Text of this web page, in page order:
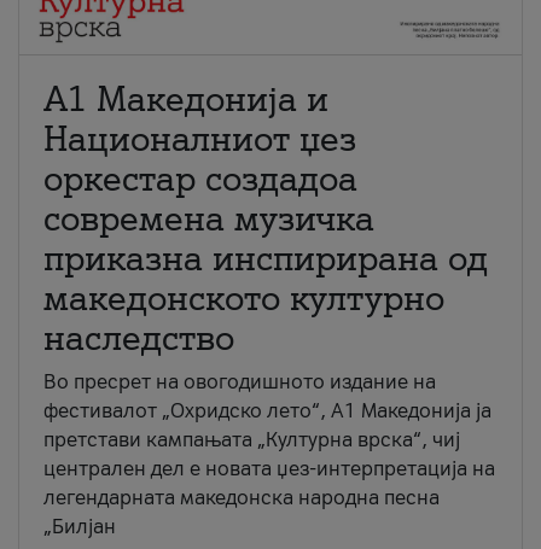
А1 Македонија и
Националниот џез
оркестар создадоа
современа музичка
приказна инспирирана од
македонското културно
наследство
Во пресрет на овогодишното издание на
фестивалот „Охридско лето“, А1 Македонија ја
претстави кампањата „Културна врска“, чиј
централен дел е новата џез-интерпретација на
легендарната македонска народна песна
„Билјан